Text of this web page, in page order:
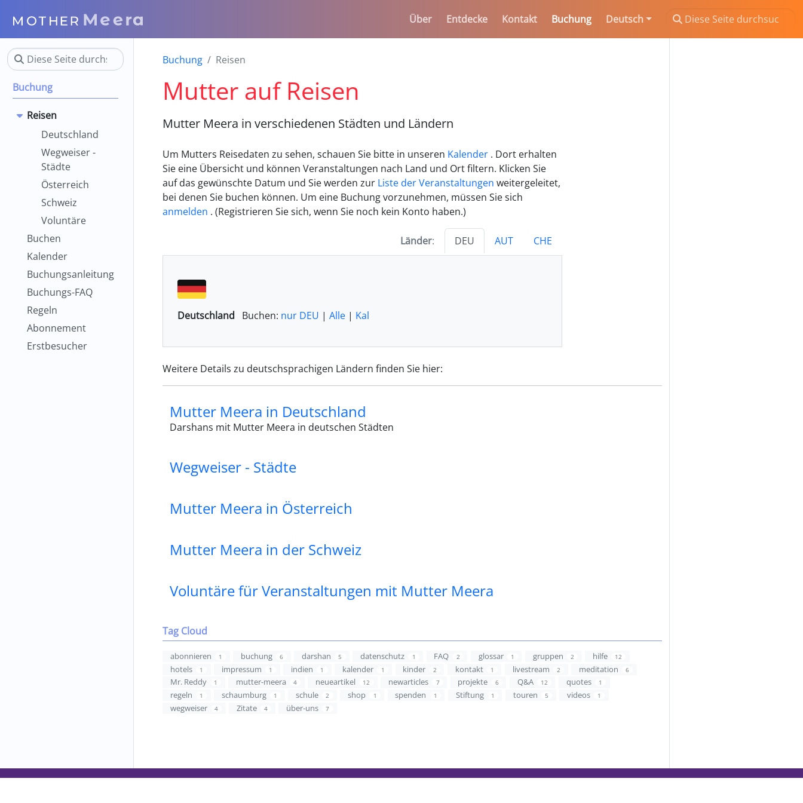
Über Entdecke Kontakt Buchung Deutsch
Buchung
Reisen
Deutschland
Wegweiser -
Städte
Österreich
Schweiz
Voluntäre
Buchen
Kalender
Buchungsanleitung
Buchungs-FAQ
Regeln
Abonnement
Erstbesucher
Buchung Reisen
Mutter auf Reisen
Mutter Meera in verschiedenen Städten und Ländern
Um Mutters Reisedaten zu sehen, schauen Sie bitte in unseren Kalender . Dort erhalten
Sie eine Übersicht und können Veranstaltungen nach Land und Ort filtern. Klicken Sie
auf das gewünschte Datum und Sie werden zur Liste der Veranstaltungen weitergeleitet,
bei denen Sie buchen können. Um eine Buchung vorzunehmen, müssen Sie sich
anmelden . (Registrieren Sie sich, wenn Sie noch kein Konto haben.)
Länder: DEU AUT CHE
Deutschland Buchen: nur DEU | Alle | Kal
Weitere Details zu deutschsprachigen Ländern finden Sie hier:
Mutter Meera in Deutschland
Darshans mit Mutter Meera in deutschen Städten
Wegweiser - Städte
Mutter Meera in Österreich
Mutter Meera in der Schweiz
Voluntäre für Veranstaltungen mit Mutter Meera
Tag Cloud
abonnieren 1 buchung 6 darshan 5 datenschutz 1 FAQ 2 glossar 1 gruppen 2 hilfe 12
hotels 1 impressum 1 indien 1 kalender 1 kinder 2 kontakt 1 livestream 2 meditation 6
Mr. Reddy 1 mutter-meera 4 neueartikel 12 newarticles 7 projekte 6 Q&A 12 quotes 1
regeln 1 schaumburg 1 schule 2 shop 1 spenden 1 Stiftung 1 touren 5 videos 1
wegweiser 4 Zitate 4 über-uns 7